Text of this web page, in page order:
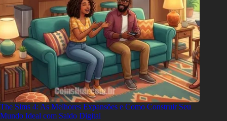
The Sims 4: As Melhores Expansões e Como Construir Seu
Mundo Ideal com Saldo Digital